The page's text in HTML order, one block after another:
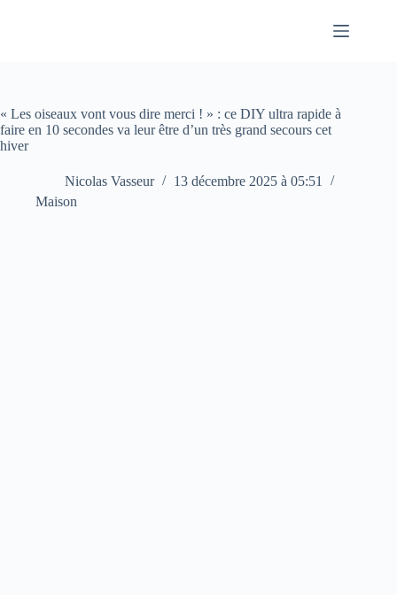
« Les oiseaux vont vous dire merci ! » : ce DIY ultra rapide à
faire en 10 secondes va leur être d’un très grand secours cet
hiver
Nicolas Vasseur
13 décembre 2025 à 05:51
Maison